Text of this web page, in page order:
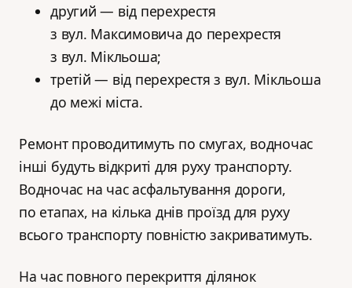
другий — від перехрестя
з вул. Максимовича до перехрестя
з вул. Мікльоша;
третій — від перехрестя з вул. Мікльоша
до межі міста.
Ремонт проводитимуть по смугах, водночас
інші будуть відкриті для руху транспорту.
Водночас на час асфальтування дороги,
по етапах, на кілька днів проїзд для руху
всього транспорту повністю закриватимуть.
На час повного перекриття ділянок